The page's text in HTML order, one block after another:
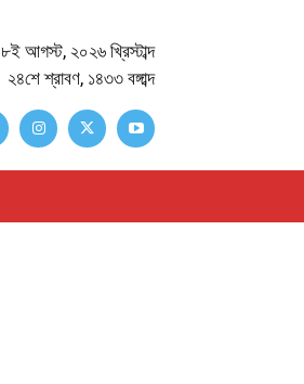
৮ই আগস্ট, ২০২৬ খ্রিস্টাব্দ
২৪শে শ্রাবণ, ১৪৩৩ বঙ্গাব্দ